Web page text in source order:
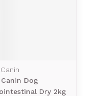
Canin Dog
Dry 2kg